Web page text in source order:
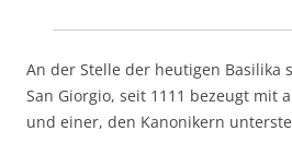
An der Stel­le der heu­ti­gen Basi­li­ka
San Gior­gio, seit 1111 bezeugt mit
und einer, den Kano­ni­kern